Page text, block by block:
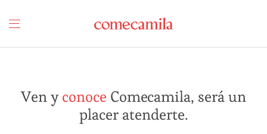
Ven yconoce Comecamila, será un
placer atenderte.